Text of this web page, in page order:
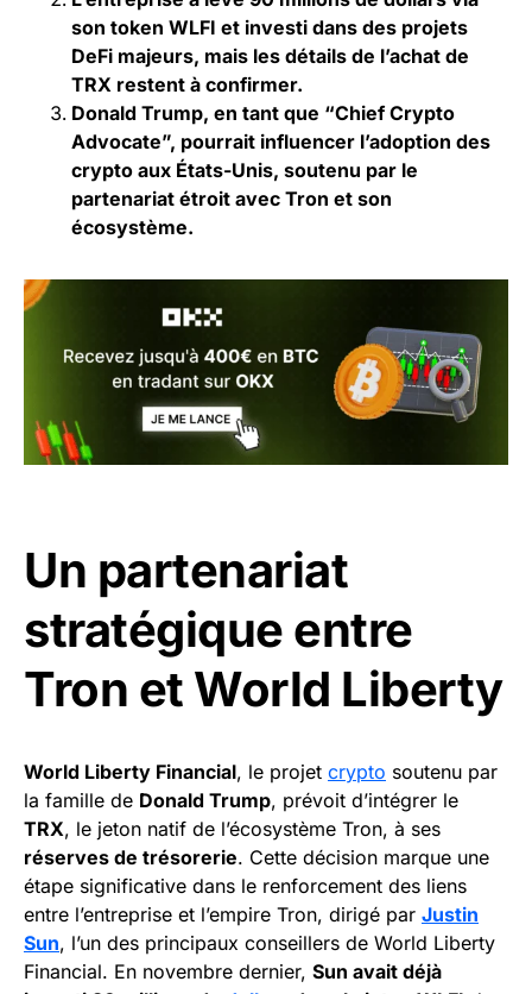
son token WLFI et investi dans des projets
DeFi majeurs, mais les détails de l’achat de
TRX restent à confirmer.
Donald Trump, en tant que “Chief Crypto
Advocate”, pourrait influencer l’adoption des
crypto aux États-Unis, soutenu par le
partenariat étroit avec Tron et son
écosystème.
Un partenariat
stratégique entre
Tron et World Liberty
World Liberty Financial, le projet crypto soutenu par
la famille de Donald Trump, prévoit d’intégrer le
TRX, le jeton natif de l’écosystème Tron, à ses
réserves de trésorerie. Cette décision marque une
étape significative dans le renforcement des liens
entre l’entreprise et l’empire Tron, dirigé par Justin
Sun, l’un des principaux conseillers de World Liberty
Financial. En novembre dernier, Sun avait déjà